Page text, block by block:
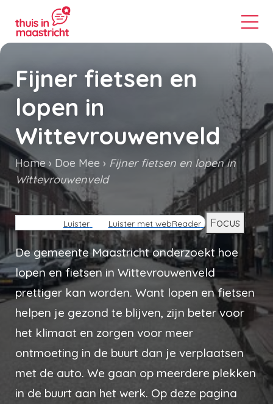
Fijner fietsen en
lopen in
Wittevrouwenveld
Kruimelpad
Home Doe Mee
Fijner fietsen en lopen in
Wittevrouwenveld
Luister Luister met webReader Focus
De gemeente Maastricht onderzoekt hoe
lopen en fietsen in Wittevrouwenveld
prettiger kan worden. Want lopen en fietsen
helpen je gezond te blijven, zijn beter voor
het klimaat en zorgen voor meer
ontmoeting in de buurt dan je verplaatsen
met de auto. We gaan op meerdere plekken
in de buurt aan het werk. Op deze pagina